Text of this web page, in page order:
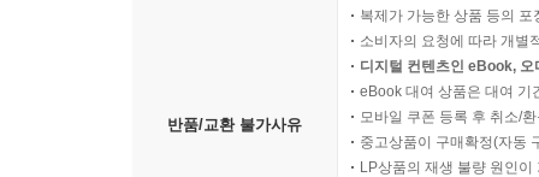
반품/교환 불가사유
복제가 가능한 상품 등의
소비자의 요청에 따라 개별
디지털 컨텐츠인 eBook,
eBook 대여 상품은 대여 기
모바일 쿠폰 등록 후 취소/
중고상품이 구매확정(자동
LP상품의 재생 불량 원인